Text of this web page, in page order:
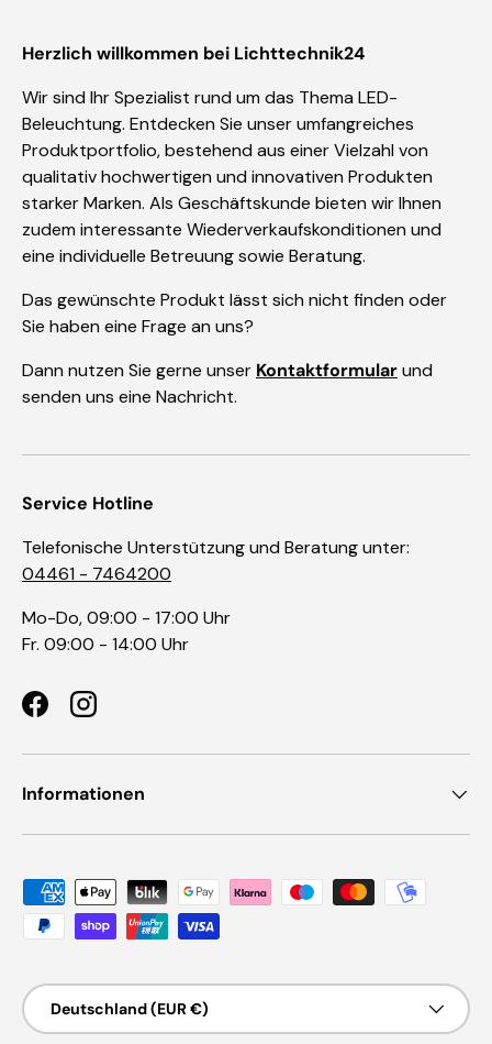
Herzlich willkommen bei Lichttechnik24
Wir sind Ihr Spezialist rund um das Thema LED-
Beleuchtung. Entdecken Sie unser umfangreiches
Produktportfolio, bestehend aus einer Vielzahl von
qualitativ hochwertigen und innovativen Produkten
starker Marken. Als Geschäftskunde bieten wir Ihnen
zudem interessante Wiederverkaufskonditionen und
eine individuelle Betreuung sowie Beratung.
Das gewünschte Produkt lässt sich nicht finden oder
Sie haben eine Frage an uns?
Dann nutzen Sie gerne unser Kontaktformularund
senden uns eine Nachricht.
Service Hotline
Telefonische Unterstützung und Beratung unter:
04461 - 7464200
Mo-Do, 09:00 - 17:00 Uhr
Fr. 09:00 - 14:00 Uhr
FacebookInstagram
Informationen
Zahlungsmethoden
Land/Region
Deutschland (EUR €)